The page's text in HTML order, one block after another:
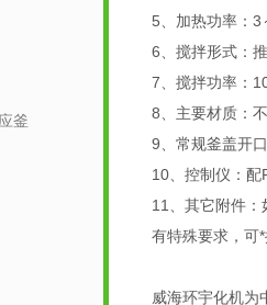
釜
5、加热功率：3
6、搅拌形式：
7、搅拌功率：
8、主要材质：
9、常规釜盖开
10、控制仪：配
11、其它附件
有特殊要求，可*
威海环宇化机为